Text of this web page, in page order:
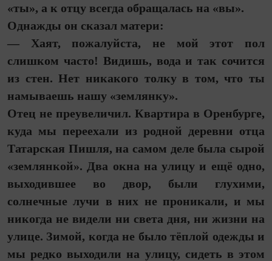
«ты», а к отцу всегда обращалась на «вы».
Однажды он сказал матери:
— Хаят, пожалуйста, не мой этот пол
слишком часто! Видишь, вода и так сочится
из стен. Нет никакого толку в том, что ты
намываешь нашу «землянку».
Отец не преувеличил. Квартира в Оренбурге,
куда мы переехали из родной деревни отца
Татарская Пишля, на самом деле была сырой
«землянкой». Два окна на улицу и ещё одно,
выходившее во двор, были глухими,
солнечные лучи в них не проникали, и мы
никогда не видели ни света дня, ни жизни на
улице. Зимой, когда не было тёп­лой одежды и
мы редко выходили на улицу, ­сидеть в этом